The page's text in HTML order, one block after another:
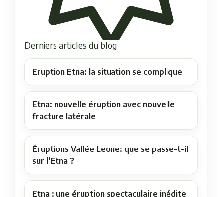
Derniers articles du blog
Eruption Etna: la situation se complique
Etna: nouvelle éruption avec nouvelle
fracture latérale
Éruptions Vallée Leone: que se passe-t-il
sur l’Etna ?
Etna : une éruption spectaculaire inédite